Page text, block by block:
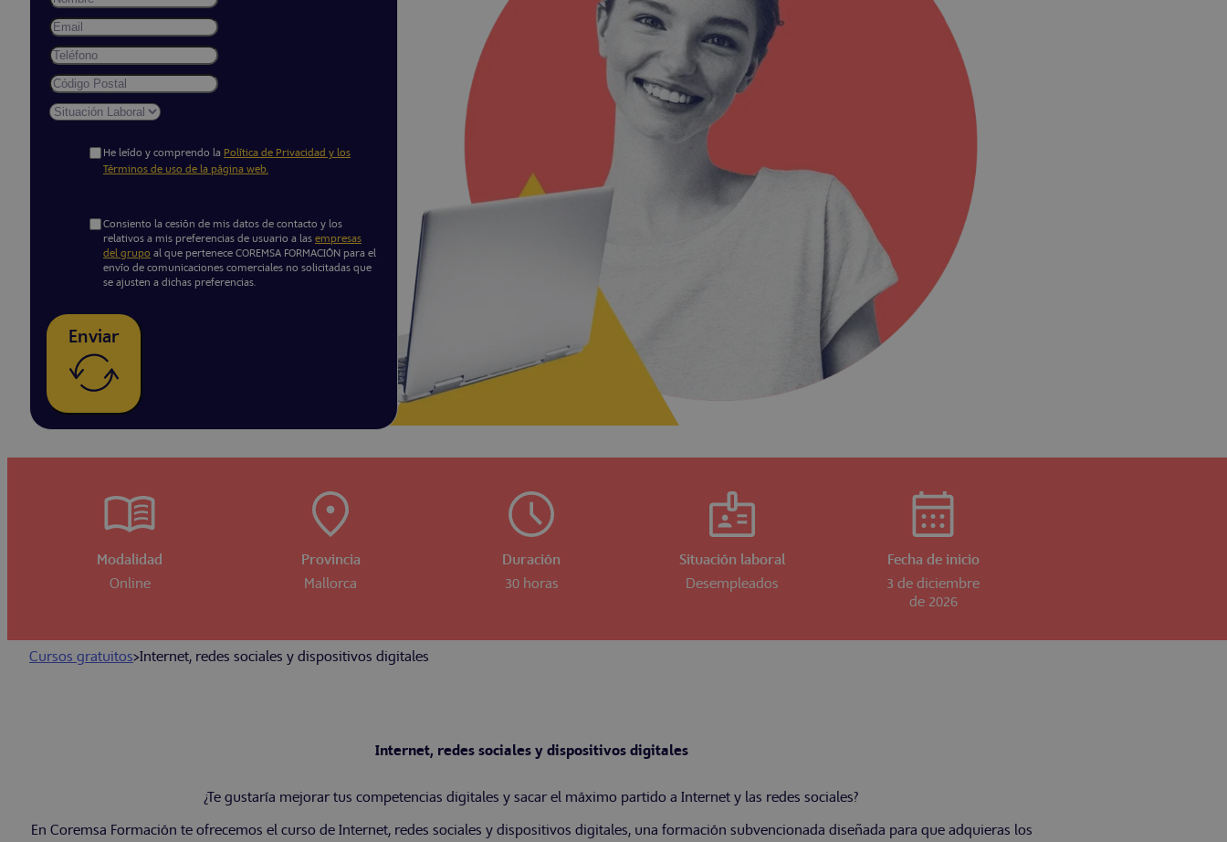
He leído y comprendo la Política de Privacidad y los
Términos de uso de la página web.
Consiento la cesión de mis datos de contacto y los
relativos a mis preferencias de usuario a las empresas
del grupo al que pertenece COREMSA FORMACIÓN para el
envío de comunicaciones comerciales no solicitadas que
se ajusten a dichas preferencias.
Enviar
Modalidad
Online
Provincia
Mallorca
Duración
30 horas
Situación laboral
Desempleados
Fecha de inicio
3 de diciembre
de 2026
Cursos gratuitos>Internet, redes sociales y dispositivos digitales
Internet, redes sociales y dispositivos digitales
¿Te gustaría mejorar tus competencias digitales y sacar el máximo partido a Internet y las redes sociales?
En Coremsa Formación te ofrecemos el curso de Internet, redes sociales y dispositivos digitales, una formación subvencionada diseñada para que adquieras los